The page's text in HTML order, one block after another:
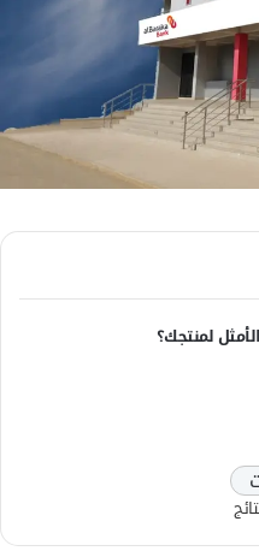
لمنتجك؟